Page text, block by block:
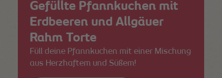
Gefüllte Pfannkuchen mit
Erdbeeren und Allgäuer
Rahm Torte
Füll deine Pfannkuchen mit einer Mischung
aus Herzhaftem und Süßem!